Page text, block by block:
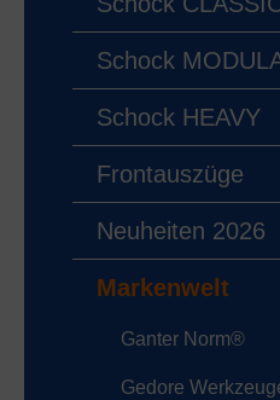
Schock
Schock HEAVY
Frontauszüge
Neuheiten 2026
Markenwelt
Ganter Norm®
Gedore